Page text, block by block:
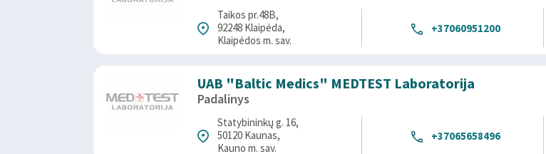
Taikos pr.48B,
92248 Klaipėda,
Klaipėdos m. sav.
+37060951200
UAB "Baltic Medics" MEDTEST Laboratorija
Padalinys
Statybininkų g. 16,
50120 Kaunas,
Kauno m. sav.
+37065658496